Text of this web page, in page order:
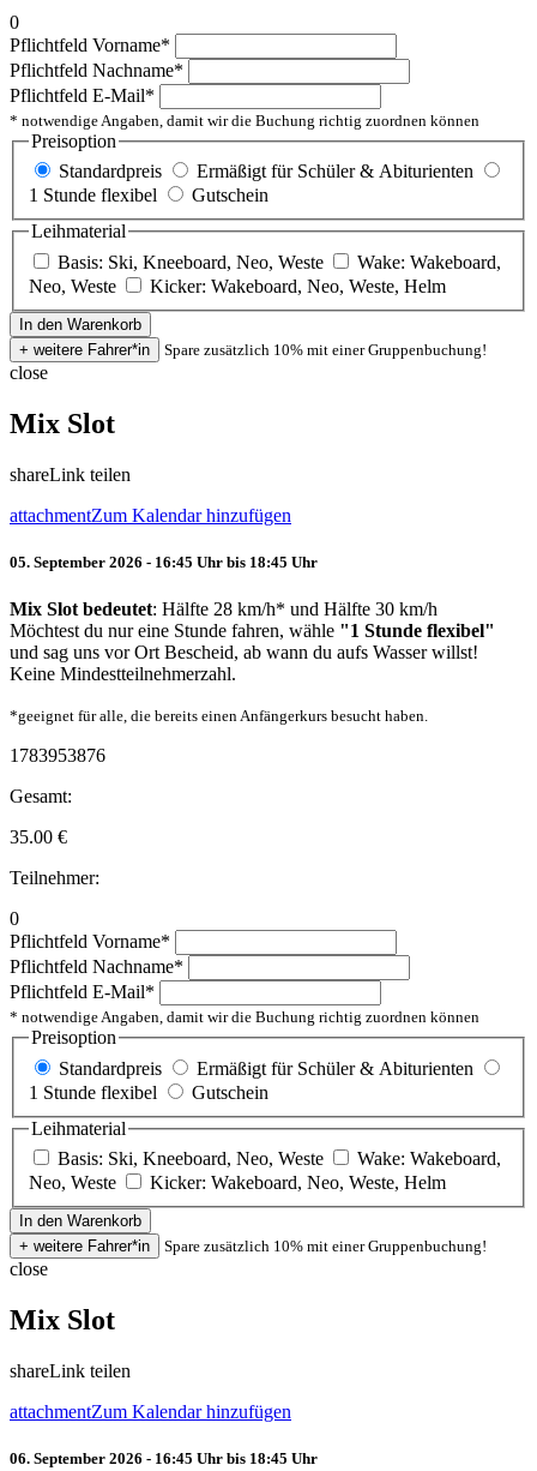
0
Pflichtfeld Vorname*
Pflichtfeld Nachname*
Pflichtfeld E-Mail*
* notwendige Angaben, damit wir die Buchung richtig zuordnen können
Preisoption
Standardpreis
Ermäßigt für Schüler & Abiturienten
1 Stunde flexibel
Gutschein
Leihmaterial
Basis: Ski, Kneeboard, Neo, Weste
Wake: Wakeboard,
Neo, Weste
Kicker: Wakeboard, Neo, Weste, Helm
Spare zusätzlich 10% mit einer Gruppenbuchung!
close
Mix Slot
shareLink teilen
attachmentZum Kalendar hinzufügen
05. September 2026 - 16:45 Uhr bis 18:45 Uhr
Mix Slot bedeutet: Hälfte 28 km/h* und Hälfte 30 km/h
Möchtest du nur eine Stunde fahren, wähle "1 Stunde flexibel"
und sag uns vor Ort Bescheid, ab wann du aufs Wasser willst!
Keine Mindestteilnehmerzahl.
*geeignet für alle, die bereits einen Anfängerkurs besucht haben.
1783953876
Gesamt:
35.00 €
Teilnehmer:
0
Pflichtfeld Vorname*
Pflichtfeld Nachname*
Pflichtfeld E-Mail*
* notwendige Angaben, damit wir die Buchung richtig zuordnen können
Preisoption
Standardpreis
Ermäßigt für Schüler & Abiturienten
1 Stunde flexibel
Gutschein
Leihmaterial
Basis: Ski, Kneeboard, Neo, Weste
Wake: Wakeboard,
Neo, Weste
Kicker: Wakeboard, Neo, Weste, Helm
Spare zusätzlich 10% mit einer Gruppenbuchung!
close
Mix Slot
shareLink teilen
attachmentZum Kalendar hinzufügen
06. September 2026 - 16:45 Uhr bis 18:45 Uhr